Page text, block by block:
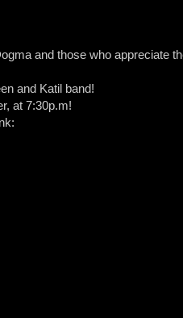
and those who appreciate
and Katil band!
at 7:30p.m!